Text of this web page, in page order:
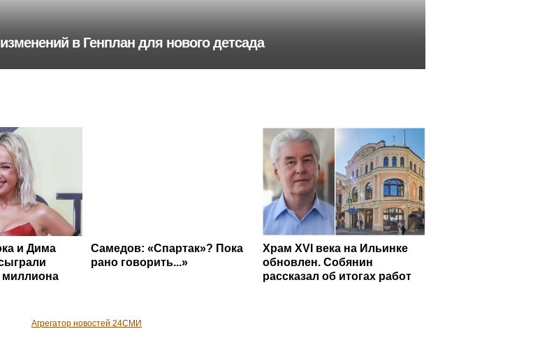
в Генплан для нового детсада
и Дима
миллиона
Самедов: «Спартак»? Пока
рано говорить...»
Храм XVI века на Ильинке
обновлен. Собянин
рассказал об итогах работ
Агрегатор новостей 24СМИ